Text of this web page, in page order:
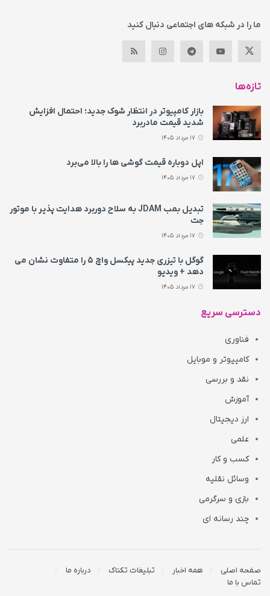
ما را در شبکه های اجتماعی دنبال کنید
تازه‌ها
بازار کامپیوتر در انتظار شوک جدید؛ احتمال افزایش
شدید قیمت مادربرد
اپل دوباره قیمت‌ گوشی ها را بالا می‌برد
تبدیل بمب JDAM به سلاح دوربرد هدایت پذیر با موتور
جت
گوگل با تیزری جدید پیکسل واچ ۵ را متفاوت نشان می‌
دهد + ویدیو
دسترسی سریع
فناوری
کامپیوتر و موبایل
نقد و بررسی
آموزش
ارز دیجیتال
علمی
کسب و کار
وسائل نقلیه
بازی و سرگرمی
چند رسانه ای
صفحه اصلی همه اخبار تبلیغات تکناک
درباره ما
تماس با ما